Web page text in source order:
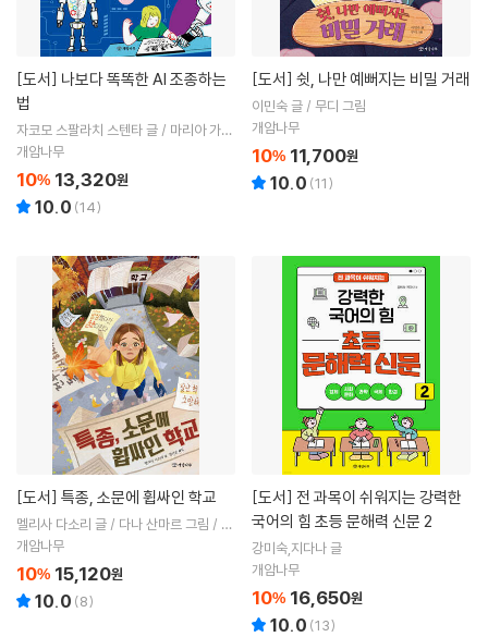
[도서]
법
자코모 스팔라치 스텐타 글 / 마리아 가브
리엘라 가스파리 그림 / 김보경 역
개암나무
10% 13,320원
10.0 (14)
[도서] 쉿, 나만 예뻐지는 비밀 거래
이민숙 글 / 무디 그림
개암나무
10% 11,700원
10.0 (11)
[도서] 특종, 소문에 휩싸인 학교
멜리사 다소리 글 / 다나 산마르 그림 / 정
다은 역
개암나무
10% 15,120원
10.0 (8)
[도서]
국어의 힘 초등 문해력 신문 2
강미숙,지다나 글
개암나무
10% 16,650원
10.0 (13)